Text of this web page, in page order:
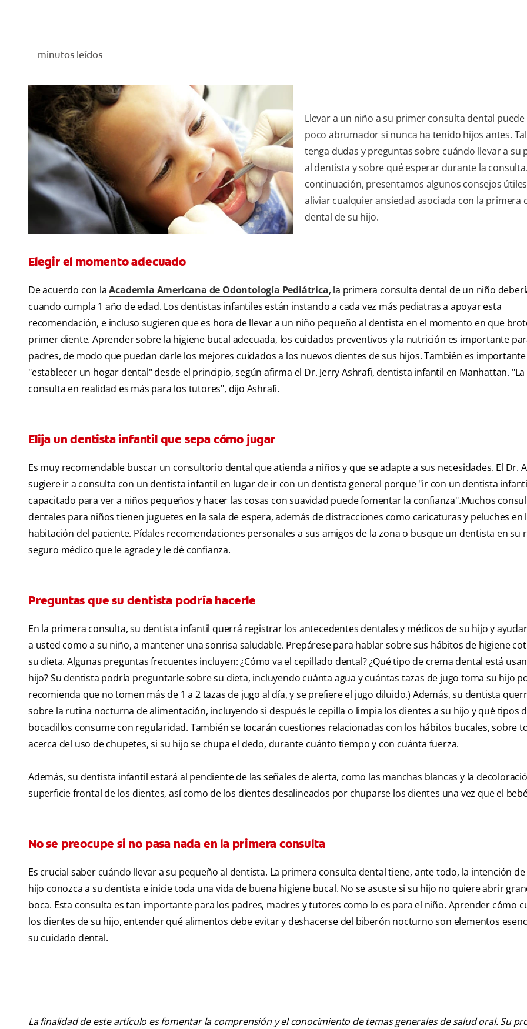
minutos leídos
Llevar a un niño a su primer consulta dental
poco abrumador si nunca ha tenido hijos antes.
tenga dudas y preguntas sobre cuándo llevar a su
al dentista y sobre qué esperar durante la
continuación, presentamos algunos consejos
aliviar cualquier ansiedad asociada con la primera
dental de su hijo.
Elegir el momento adecuado
De acuerdo con laAcademia Americana de Odontología Pediátrica, la primera consulta dental de un niño
cuando cumpla 1 año de edad. Los dentistas infantiles están instando a cada vez más pediatras a apoyar esta
recomendación, e incluso sugieren que es hora de llevar a un niño pequeño al dentista en el momento en que
primer diente. Aprender sobre la higiene bucal adecuada, los cuidados preventivos y la nutrición es importante
padres, de modo que puedan darle los mejores cuidados a los nuevos dientes de sus hijos. También es importante
"establecer un hogar dental" desde el principio, según afirma el Dr. Jerry Ashrafi, dentista infantil en Manhattan.
consulta en realidad es más para los tutores", dijo Ashrafi.
Elija un dentista infantil que sepa cómo jugar
Es muy recomendable buscar un consultorio dental que atienda a niños y que se adapte a sus necesidades. El Dr.
sugiere ir a consulta con un dentista infantil en lugar de ir con un dentista general porque "ir con un dentista
capacitado para ver a niños pequeños y hacer las cosas con suavidad puede fomentar la confianza".Muchos
dentales para niños tienen juguetes en la sala de espera, además de distracciones como caricaturas y peluches en
habitación del paciente. Pídales recomendaciones personales a sus amigos de la zona o busque un dentista en su
seguro médico que le agrade y le dé confianza.
Preguntas que su dentista podría hacerle
En la primera consulta, su dentista infantil querrá registrar los antecedentes dentales y médicos de su hijo y
a usted como a su niño, a mantener una sonrisa saludable. Prepárese para hablar sobre sus hábitos de higiene
su dieta. Algunas preguntas frecuentes incluyen: ¿Cómo va el cepillado dental? ¿Qué tipo de crema dental está
hijo? Su dentista podría preguntarle sobre su dieta, incluyendo cuánta agua y cuántas tazas de jugo toma su hijo
recomienda que no tomen más de 1 a 2 tazas de jugo al día, y se prefiere el jugo diluido.) Además, su dentista
sobre la rutina nocturna de alimentación, incluyendo si después le cepilla o limpia los dientes a su hijo y qué tipos
bocadillos consume con regularidad. También se tocarán cuestiones relacionadas con los hábitos bucales, sobre
acerca del uso de chupetes, si su hijo se chupa el dedo, durante cuánto tiempo y con cuánta fuerza.
Además, su dentista infantil estará al pendiente de las señales de alerta, como las manchas blancas y la
superficie frontal de los dientes, así como de los dientes desalineados por chuparse los dientes una vez que el
No se preocupe si no pasa nada en la primera consulta
Es crucial saber cuándo llevar a su pequeño al dentista. La primera consulta dental tiene, ante todo, la intención
hijo conozca a su dentista e inicie toda una vida de buena higiene bucal. No se asuste si su hijo no quiere abrir
boca. Esta consulta es tan importante para los padres, madres y tutores como lo es para el niño. Aprender cómo
los dientes de su hijo, entender qué alimentos debe evitar y deshacerse del biberón nocturno son elementos
su cuidado dental.
La finalidad de este artículo es fomentar la comprensión y el conocimiento de temas generales de salud oral. Su